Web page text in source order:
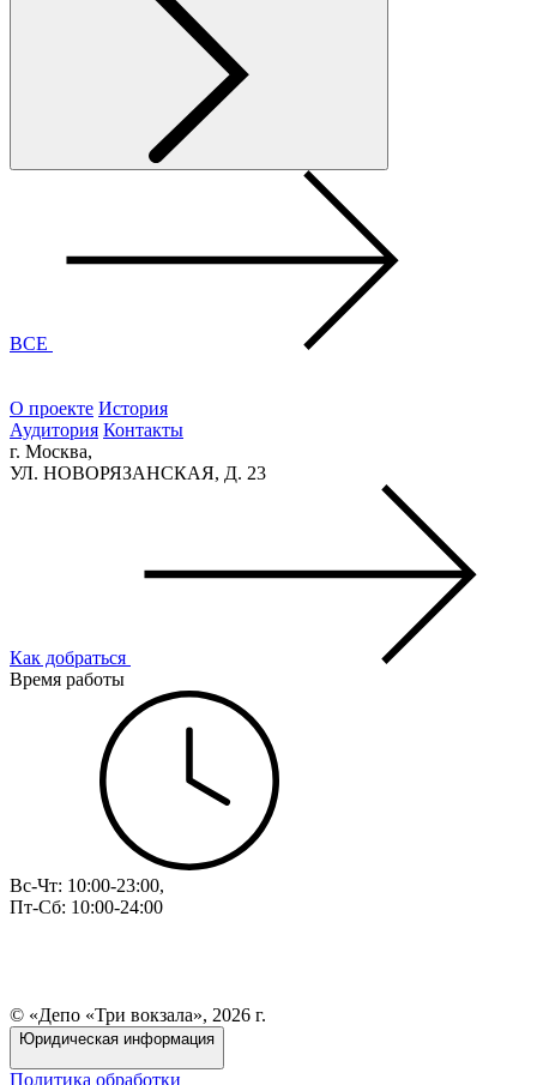
ВСЕ
О проекте История
Аудитория Контакты
г. Москва,
УЛ. НОВОРЯЗАНСКАЯ, Д. 23
Как добраться
Время работы
Вс-Чт: 10:00-23:00,
Пт-Сб: 10:00-24:00
© «Депо «Три вокзала», 2026 г.
Юридическая информация
Политика обработки